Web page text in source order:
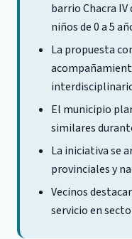
barrio Chacra IV
niños de 0 a 5
La propuesta
El municipio
similares
La iniciativa se
provinciales y
Vecinos
servicio en